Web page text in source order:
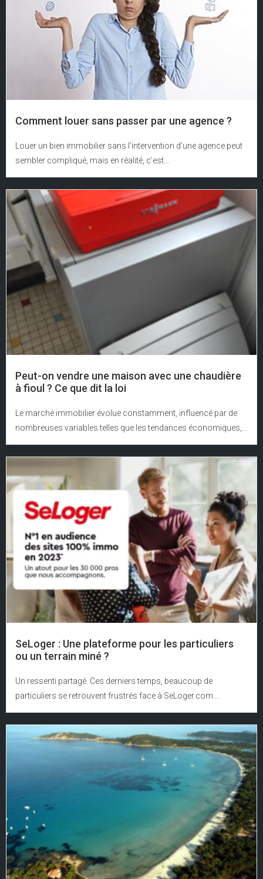
Comment louer sans passer par une agence ?
Louer un bien immobilier sans l’intervention d’une agence peut
sembler compliqué, mais en réalité, c’est...
Peut-on vendre une maison avec une chaudière
à fioul ? Ce que dit la loi
Le marché immobilier évolue constamment, influencé par de
nombreuses variables telles que les tendances économiques,...
SeLoger : Une plateforme pour les particuliers
ou un terrain miné ?
Un ressenti partagé. Ces derniers temps, beaucoup de
particuliers se retrouvent frustrés face à SeLoger.com....